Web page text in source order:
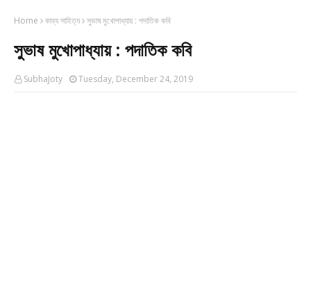
Home কাব্য সাহিত্য সুভাষ মুখোপাধ্যায় : পদাতিক কবি
সুভাষ মুখোপাধ্যায় : পদাতিক কবি
SubhaJoty Tuesday, December 24, 2019